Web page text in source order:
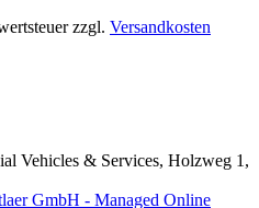
zzgl. Versandkosten
Vehicles & Services, Holzweg 1,
GmbH - Managed Online